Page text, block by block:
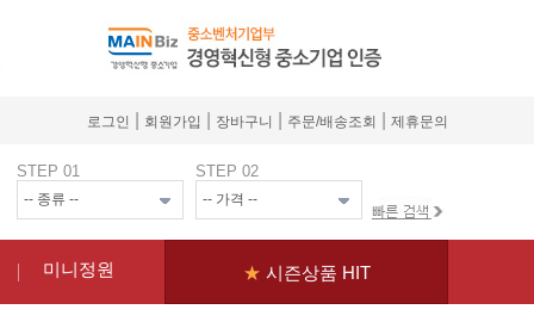
로그인 회원가입 장바구니 주문/배송조회 제휴문의
STEP 01 STEP 02
미니정원 ★ 시즌상품 HIT